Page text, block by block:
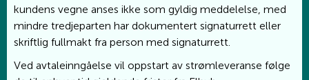
kundens vegne anses ikke som gyldig meddelelse, med
mindre tredjeparten har dokumentert signaturrett eller
skriftlig fullmakt fra person med signaturrett.
Ved avtaleinngåelse vil oppstart av strømleveranse følge